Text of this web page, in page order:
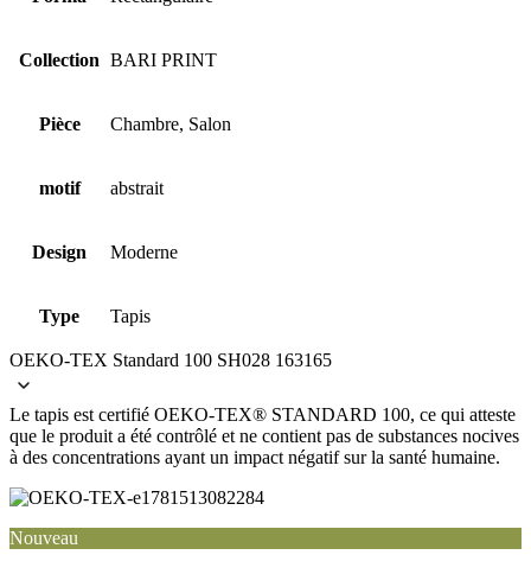
Collection BARI PRINT
Pièce Chambre, Salon
motif abstrait
Design Moderne
Type Tapis
OEKO-TEX Standard 100 SH028 163165
Le tapis est certifié OEKO-TEX® STANDARD 100, ce qui atteste
que le produit a été contrôlé et ne contient pas de substances nocives
à des concentrations ayant un impact négatif sur la santé humaine.
Nouveau